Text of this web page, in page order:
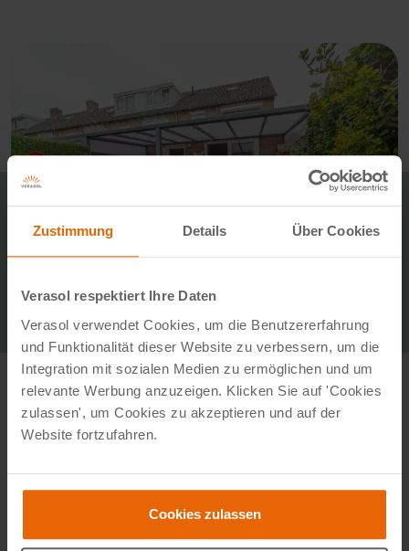
Zustimmung Details Über Cookies
Verasol respektiert Ihre Daten
Verasol verwendet Cookies, um die Benutzererfahrung
und Funktionalität dieser Website zu verbessern, um die
Integration mit sozialen Medien zu ermöglichen und um
relevante Werbung anzuzeigen. Klicken Sie auf 'Cookies
zulassen', um Cookies zu akzeptieren und auf der
Website fortzufahren.
Cookies zulassen